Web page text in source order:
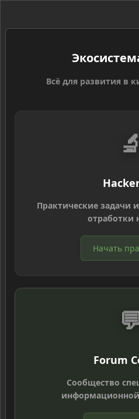
Всё для развития в
🔬
Практические задачи
отработки
Начать
Forum
Сообщество
информационной